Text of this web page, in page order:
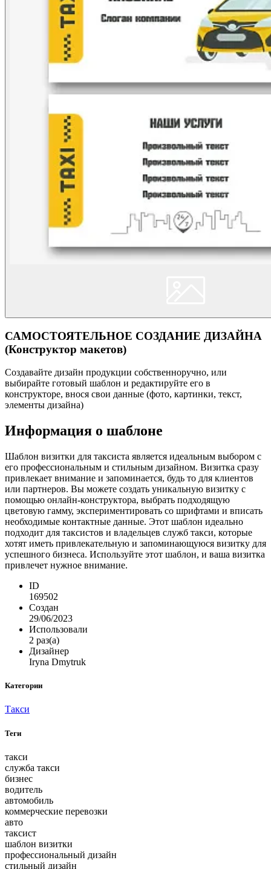
САМОСТОЯТЕЛЬНОЕ СОЗДАНИЕ ДИЗАЙНА
(Конструктор макетов)
Создавайте дизайн продукции собственноручно, или
выбирайте готовый шаблон и редактируйте его в
конструкторе, внося свои данные (фото, картинки, текст,
элементы дизайна)
Информация о шаблоне
Шаблон визитки для таксиста является идеальным выбором с
его профессиональным и стильным дизайном. Визитка сразу
привлекает внимание и запоминается, будь то для клиентов
или партнеров. Вы можете создать уникальную визитку с
помощью онлайн-конструктора, выбрать подходящую
цветовую гамму, экспериментировать со шрифтами и вписать
необходимые контактные данные. Этот шаблон идеально
подходит для таксистов и владельцев служб такси, которые
хотят иметь привлекательную и запоминающуюся визитку для
успешного бизнеса. Используйте этот шаблон, и ваша визитка
привлечет нужное внимание.
ID
169502
Создан
29/06/2023
Использовали
2 раз(а)
Дизайнер
Iryna Dmytruk
Категории
Такси
Теги
такси
служба такси
бизнес
водитель
автомобиль
коммерческие перевозки
авто
таксист
шаблон визитки
профессиональный дизайн
стильный дизайн